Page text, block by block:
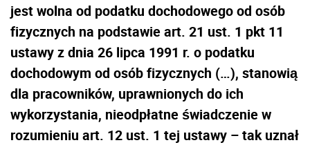
jest wolna od podatku dochodowego od osób
fizycznych na podstawie art. 21 ust. 1 pkt 11
ustawy z dnia 26 lipca 1991 r. o podatku
dochodowym od osób fizycznych (…), stanowią
dla pracowników, uprawnionych do ich
wykorzystania, nieodpłatne świadczenie w
rozumieniu art. 12 ust. 1 tej ustawy – tak uznał